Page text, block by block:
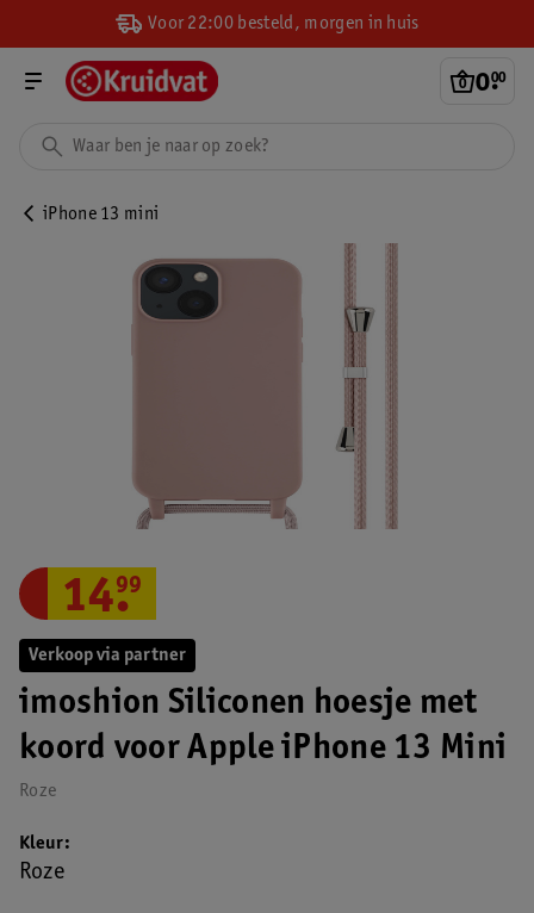
Voor 22:00 besteld, morgen in huis
0.
00
iPhone 13 mini
Verkoop via partner
imoshion Siliconen hoesje met
koord voor Apple iPhone 13 Mini
Roze
14.
99
Kleur
Roze